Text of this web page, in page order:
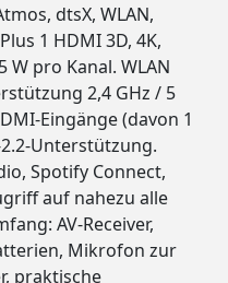
dtsX, WLAN,
1 HDMI 3D, 4K,
W pro Kanal. WLAN
2,4 GHz / 5
Eingänge (davon 1
Unterstützung.
Spotify Connect,
auf nahezu alle
AV-Receiver,
Mikrofon zur
praktische